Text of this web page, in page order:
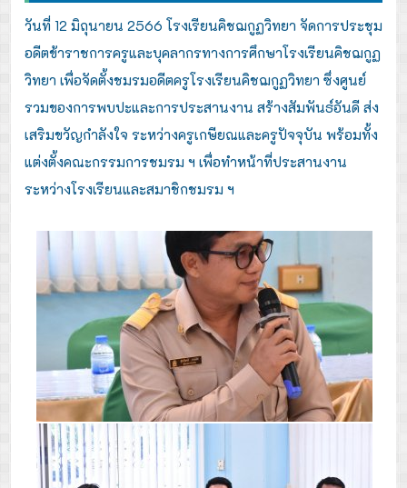
วันที่ 12 มิถุนายน 2566 โรงเรียนคิชฌกูฏวิทยา จัดการประชุม
อดีตข้าราชการครูและบุคลากรทางการศึกษาโรงเรียนคิชฌกูฏ
วิทยา เพื่อจัดตั้งชมรมอดีตครูโรงเรียนคิชฌกูฏวิทยา ซึ่งศูนย์
รวมของการพบปะและการประสานงาน สร้างสัมพันธ์อันดี ส่ง
เสริมขวัญกำลังใจ ระหว่างครูเกษียณและครูปัจจุบัน พร้อมทั้ง
แต่งตั้งคณะกรรมการชมรม ฯ เพื่อทำหน้าที่ประสานงาน
ระหว่างโรงเรียนและสมาชิกชมรม ฯ